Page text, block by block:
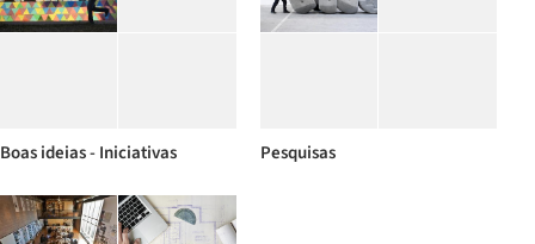
Boas ideias - Iniciativas Pesquisas